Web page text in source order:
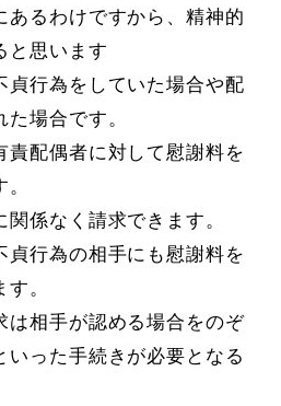
あるわけですから、精神的
と思います
貞行為をしていた場合や配
場合です。
責配偶者に対して慰謝料を
係なく請求できます。
貞行為の相手にも慰謝料を
。
は相手が認める場合をのぞ
いった手続きが必要となる